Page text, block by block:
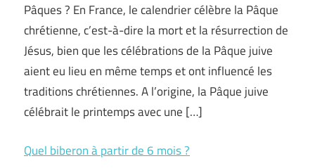
Pâques ? En France, le calendrier célèbre la Pâque
chrétienne, c’est-à-dire la mort et la résurrection de
Jésus, bien que les célébrations de la Pâque juive
aient eu lieu en même temps et ont influencé les
traditions chrétiennes. A l’origine, la Pâque juive
célébrait le printemps avec une […]
Quel biberon à partir de 6 mois ?